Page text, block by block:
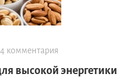
4 комментария
высокой энергетики